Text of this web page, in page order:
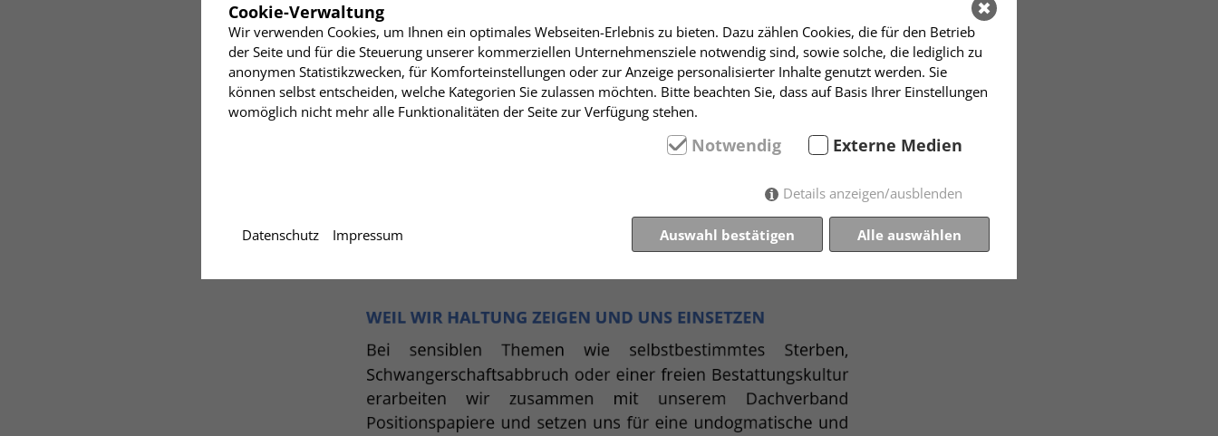
Cookie-Verwaltung
Wir verwenden Cookies, um Ihnen ein optimales Webseiten-Erlebnis zu bieten. Dazu zählen Cookies, die für den Betrieb
der Seite und für die Steuerung unserer kommerziellen Unternehmensziele notwendig sind, sowie solche, die lediglich zu
anonymen Statistikzwecken, für Komforteinstellungen oder zur Anzeige personalisierter Inhalte genutzt werden. Sie
können selbst entscheiden, welche Kategorien Sie zulassen möchten. Bitte beachten Sie, dass auf Basis Ihrer Einstellungen
womöglich nicht mehr alle Funktionalitäten der Seite zur Verfügung stehen.
Notwendig Externe Medien
Details anzeigen/ausblenden
Auswahl bestätigen Alle auswählen
Datenschutz Impressum